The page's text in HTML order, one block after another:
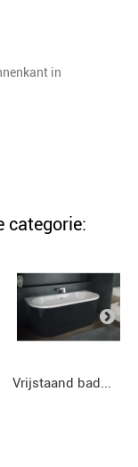
in
categorie:
Vrijstaand bad...